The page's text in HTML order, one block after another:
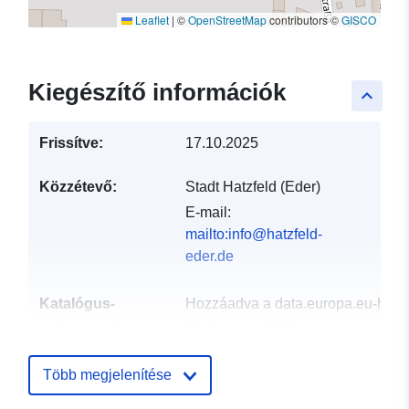
Leaflet | ©OpenStreetMapcontributors ©GISCO
keyboard_arrow_up
Kiegészítő információk
Frissítve: 17.10.2025
Közzétevő:
Stadt Hatzfeld (Eder)
E-mail:
mailto:info@hatzfeld-
eder.de
Katalógus-
Hozzáadva a data.europa.eu-hoz:
August 2026
Több megjelenítése